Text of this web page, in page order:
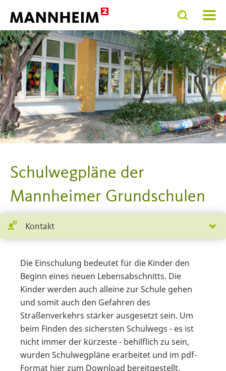
Toggle
search
input
form
Toggle
search
input
Schulwegpläne der
Mannheimer Grundschulen
Kontakt
Die Einschulung bedeutet für die Kinder den
Beginn eines neuen Lebensabschnitts. Die
Kinder werden auch alleine zur Schule gehen
und somit auch den Gefahren des
Straßenverkehrs stärker ausgesetzt sein. Um
beim Finden des sichersten Schulwegs - es ist
nicht immer der kürzeste - behilflich zu sein,
wurden Schulwegpläne erarbeitet und im pdf-
Format hier zum Download bereitgestellt.